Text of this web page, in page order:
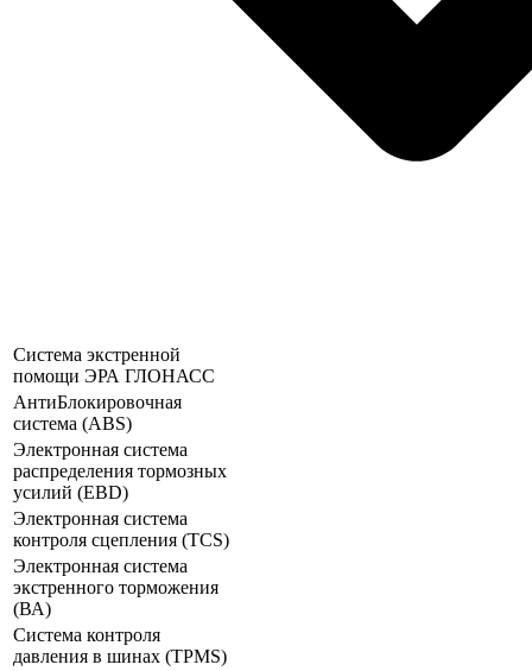
Система экстренной
помощи ЭРА ГЛОНАСС
АнтиБлокировочная
система (ABS)
Электронная система
распределения тормозных
усилий (ЕВD)
Электронная система
контроля сцепления (TCS)
Электронная система
экстренного торможения
(ВА)
Система контроля
давления в шинах (TPMS)